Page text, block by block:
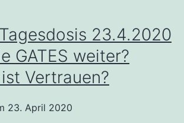
23.4.2020
GATES weiter?
Vertrauen?
23. April 2020